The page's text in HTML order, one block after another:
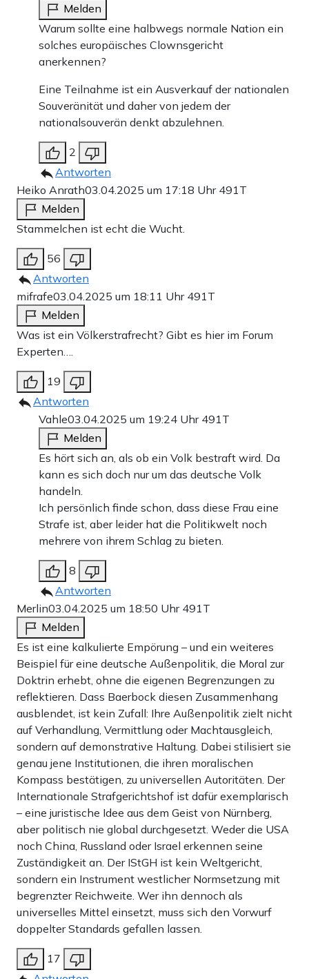
Melden
Warum sollte eine halbwegs normale Nation ein
solches europäisches Clownsgericht
anerkennen?
Eine Teilnahme ist ein Ausverkauf der nationalen
Souveränität und daher von jedem der
nationalsouverän denkt abzulehnen.
2
Antworten
Heiko Anrath03.04.2025 um 17:18 Uhr 491T
Melden
Stammelchen ist echt die Wucht.
56
Antworten
mifrafe03.04.2025 um 18:11 Uhr 491T
Melden
Was ist ein Völkerstrafrecht? Gibt es hier im Forum
Experten….
19
Antworten
Vahle03.04.2025 um 19:24 Uhr 491T
Melden
Es hört sich an, als ob ein Volk bestraft wird. Da
kann es sich doch nur um das deutsche Volk
handeln.
Ich persönlich finde schon, dass diese Frau eine
Strafe ist, aber leider hat die Politikwelt noch
mehrere von ihrem Schlag zu bieten.
8
Antworten
Merlin03.04.2025 um 18:50 Uhr 491T
Melden
Es ist eine kalkulierte Empörung – und ein weiteres
Beispiel für eine deutsche Außenpolitik, die Moral zur
Doktrin erhebt, ohne die eigenen Begrenzungen zu
reflektieren. Dass Baerbock diesen Zusammenhang
ausblendet, ist kein Zufall: Ihre Außenpolitik zielt nicht
auf Verhandlung, Vermittlung oder Machtausgleich,
sondern auf demonstrative Haltung. Dabei stilisiert sie
genau jene Institutionen, die ihren moralischen
Kompass bestätigen, zu universellen Autoritäten. Der
Internationale Strafgerichtshof ist dafür exemplarisch
– eine juristische Idee aus dem Geist von Nürnberg,
aber politisch nie global durchgesetzt. Weder die USA
noch China, Russland oder Israel erkennen seine
Zuständigkeit an. Der IStGH ist kein Weltgericht,
sondern ein Instrument westlicher Normsetzung mit
begrenzter Reichweite. Wer ihn dennoch als
universelles Mittel einsetzt, muss sich den Vorwurf
doppelter Standards gefallen lassen.
17